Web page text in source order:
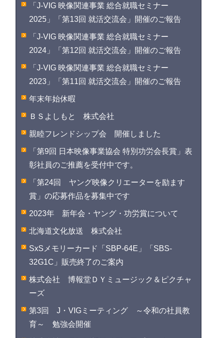
「J-VIG 映像関連事業 総合就職セミナー
2025」「第13回 就活交流会」開催のご報告
「J-VIG 映像関連事業 総合就職セミナー
2024」「第12回 就活交流会」開催のご報告
「J-VIG 映像関連事業 総合就職セミナー
2023」「第11回 就活交流会」開催のご報告
年末年始休暇
ＢＳよしもと 株式会社
親睦フレンドシップ会 開催しました
「第9回 日本映像事業協会 特別功労会長賞」表
彰社員のご推薦を受付中です。
「第24回 ヤング映像クリエーターを励ます
賞」の応募作品を募集中です
2023年 新年会・ヤング・功労賞について
北海道文化放送 株式会社
SxSメモリーカード「SBP-64E」「SBS-
32G1C」販売終了のご案内
株式会社 博報堂ＤＹミュージック＆ピクチャ
ーズ
第3回 J・VIGミーティング ～令和の社員教
育～ 勉強会開催